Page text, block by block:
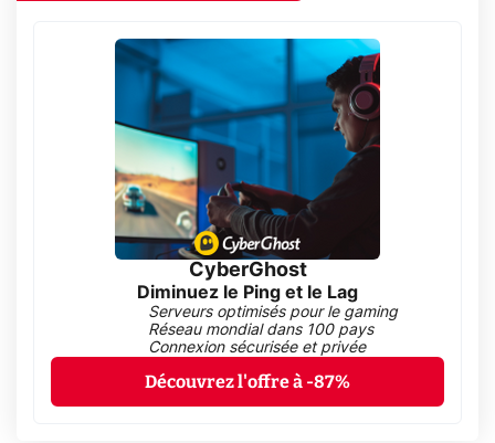
CyberGhost
Diminuez le Ping et le Lag
Serveurs optimisés pour le gaming
Réseau mondial dans 100 pays
Connexion sécurisée et privée
Découvrez l'offre à -87%